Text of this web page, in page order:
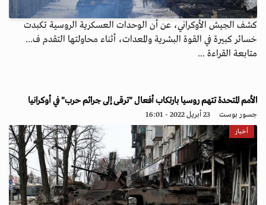
كشف الجيش الأوكراني، عن أن الوحدات العسكرية الروسية تكبدت
خسائر كبيرة في القوة البشرية والمعدات، أثناء محاولتها التقدم ف...
متابعة القراءة ...
الأمم المتحدة تتهم روسيا بارتكاب أفعال "ترقى إلى جرائم حرب" في أوكرانيا
جسور بوست 23 أبريل 2022 - 16:01
أخبار